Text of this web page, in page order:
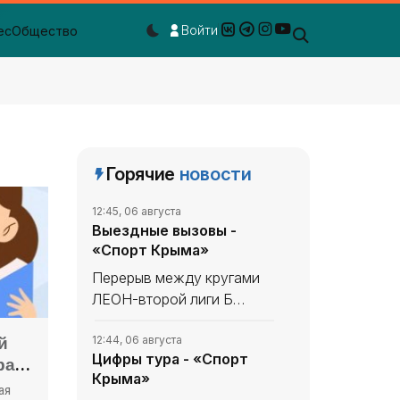
Общество
Dark mode toggle
Войти
Горячие новости
12:45, 06 августа
Выездные вызовы -
«Спорт Крыма»
Перерыв между кругами
ЛЕОН-второй лиги Б
сказался на
«Севастополе». «Моряки»
уходили в мини-отпуск в
12:44, 06 августа
Цифры тура - «Спорт
Крыма»